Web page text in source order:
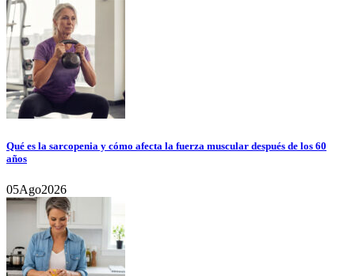
Qué es la sarcopenia y cómo afecta la fuerza muscular después de los 60
años
05Ago2026